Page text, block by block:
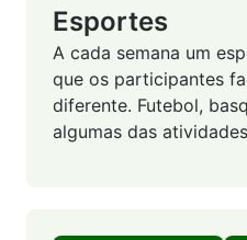
Esportes
A cada semana um
que os participantes
diferente. Futebol,
algumas das